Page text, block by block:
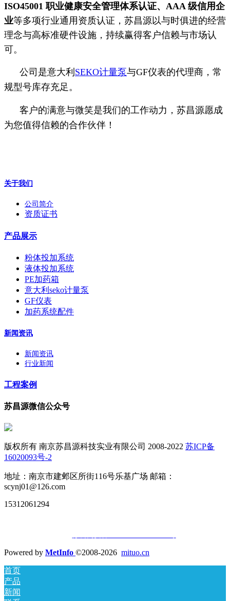
ISO45001 职业健康安全管理体系认证、AAA 级信用企
业等多项行业通用资质认证，苏昌源以与时俱进的经营
理念与高标准硬件设施，持续赢得客户信赖与市场认
可。
公司是意大利 SEKO计量泵与GF仪表的代理商，常
规型号库存充足。
客户的满意与微笑是我们的工作动力，苏昌源愿成
为您值得信赖的合作伙伴！
关于我们
公司简介
资质证书
产品展示
粉体投加系统
液体投加系统
PE加药箱
意大利seko计量泵
GF仪表
加药系统配件
新闻资讯
新闻资讯
行业新闻
工程案例
苏昌源微信公众号
版权所有 南京苏昌源科技实业有限公司 2008-2022 苏ICP备
16020093号-2
地址：南京市建邺区所街116号乐基广场 邮箱：
scynj01@126.com
15312061294
Powered by MetInfo ©2008-2026 mituo.cn
首页
产品
新闻